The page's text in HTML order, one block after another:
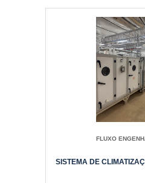
FLUXO
SISTEMA DE